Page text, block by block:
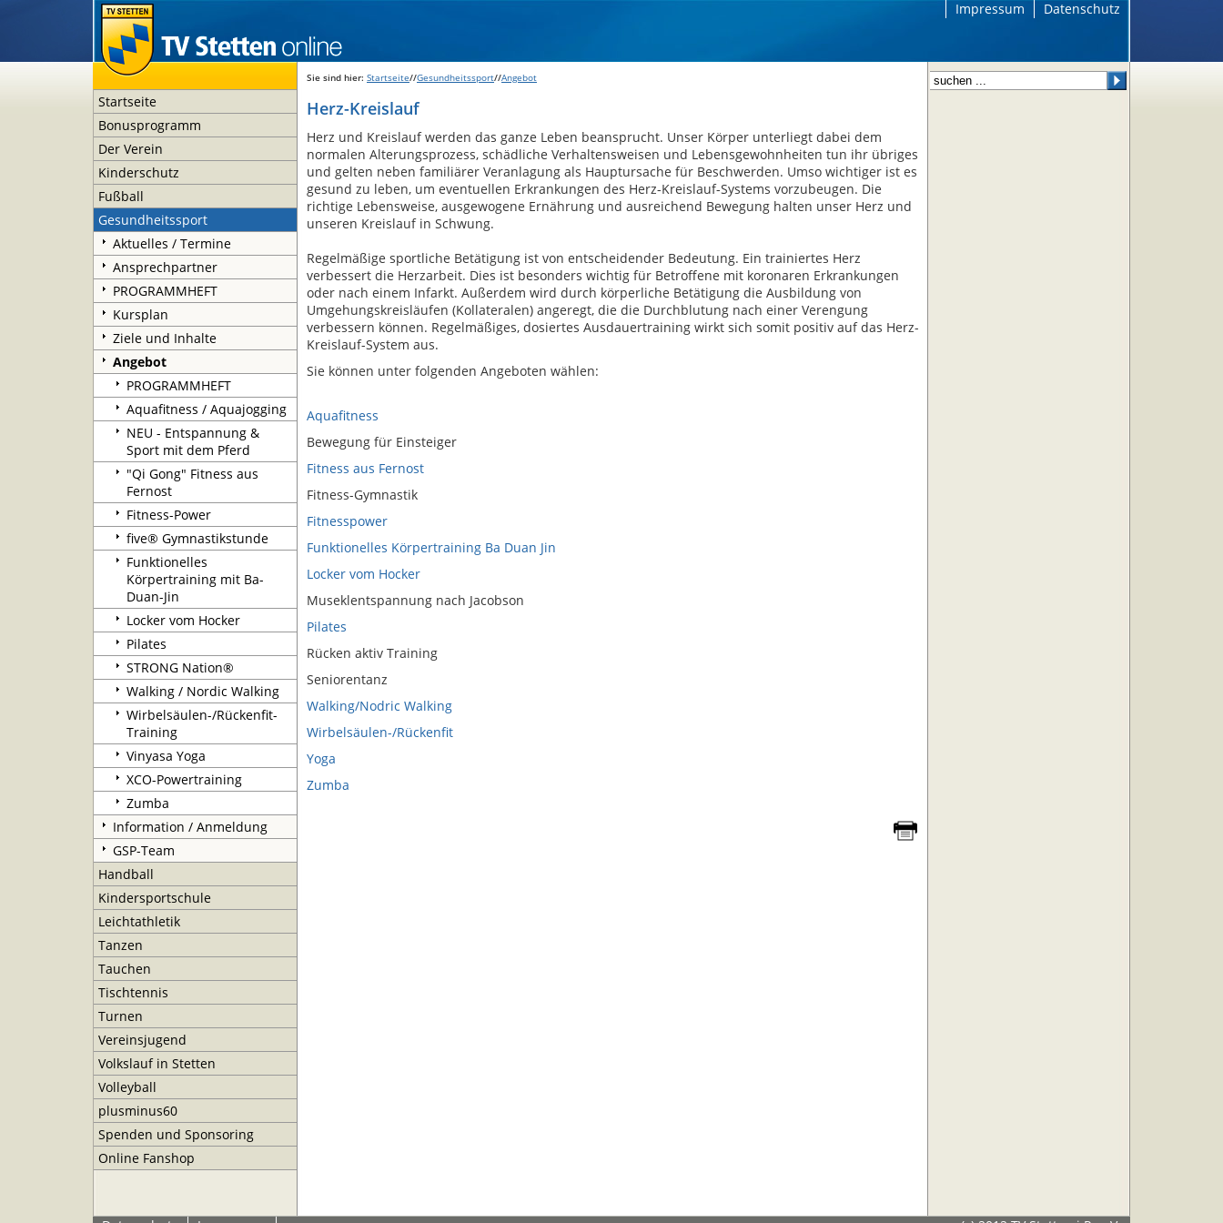
Impressum Datenschutz
Startseite
Bonusprogramm
Der Verein
Kinderschutz
Fußball
Gesundheitssport
Aktuelles / Termine
Ansprechpartner
PROGRAMMHEFT
Kursplan
Ziele und Inhalte
Angebot
PROGRAMMHEFT
Aquafitness / Aquajogging
NEU - Entspannung &
Sport mit dem Pferd
"Qi Gong" Fitness aus
Fernost
Fitness-Power
five® Gymnastikstunde
Funktionelles
Körpertraining mit Ba-
Duan-Jin
Locker vom Hocker
Pilates
STRONG Nation®
Walking / Nordic Walking
Wirbelsäulen-/Rückenfit-
Training
Vinyasa Yoga
XCO-Powertraining
Zumba
Information / Anmeldung
GSP-Team
Handball
Kindersportschule
Leichtathletik
Tanzen
Tauchen
Tischtennis
Turnen
Vereinsjugend
Volkslauf in Stetten
Volleyball
plusminus60
Spenden und Sponsoring
Online Fanshop
Sie sind hier: Startseite//Gesundheitssport//Angebot
Herz-Kreislauf
Herz und Kreislauf werden das ganze Leben beansprucht. Unser Körper unterliegt dabei dem
normalen Alterungsprozess, schädliche Verhaltensweisen und Lebensgewohnheiten tun ihr übriges
und gelten neben familiärer Veranlagung als Hauptursache für Beschwerden. Umso wichtiger ist es
gesund zu leben, um eventuellen Erkrankungen des Herz-Kreislauf-Systems vorzubeugen. Die
richtige Lebensweise, ausgewogene Ernährung und ausreichend Bewegung halten unser Herz und
unseren Kreislauf in Schwung.
Regelmäßige sportliche Betätigung ist von entscheidender Bedeutung. Ein trainiertes Herz
verbessert die Herzarbeit. Dies ist besonders wichtig für Betroffene mit koronaren Erkrankungen
oder nach einem Infarkt. Außerdem wird durch körperliche Betätigung die Ausbildung von
Umgehungskreisläufen (Kollateralen) angeregt, die die Durchblutung nach einer Verengung
verbessern können. Regelmäßiges, dosiertes Ausdauertraining wirkt sich somit positiv auf das Herz-
Kreislauf-System aus.
Sie können unter folgenden Angeboten wählen:
Aquafitness
Bewegung für Einsteiger
Fitness aus Fernost
Fitness-Gymnastik
Fitnesspower
Funktionelles Körpertraining Ba Duan Jin
Locker vom Hocker
Museklentspannung nach Jacobson
Pilates
Rücken aktiv Training
Seniorentanz
Walking/Nodric Walking
Wirbelsäulen-/Rückenfit
Yoga
Zumba